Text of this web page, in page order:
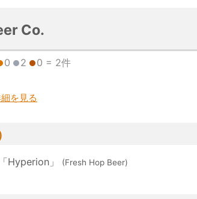
Sunset (huîtrière)
Fog(huîtrière)
huîtrière Akkeshi
Rouge(huîtrière)
パイスビール
Co.
0 2 0 = 2件
を見る
「Hyperion」 (Fresh Hop Beer)